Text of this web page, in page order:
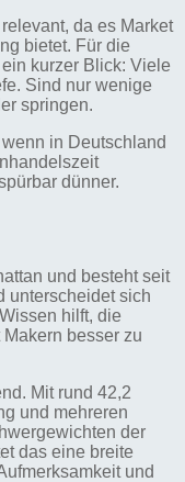
da es Market
bietet. Für die
kurzer Blick: Viele
Sind nur wenige
springen.
in Deutschland
dünner.
und besteht seit
unterscheidet sich
hilft, die
besser zu
Mit rund 42,2
und mehreren
der
das eine breite
und